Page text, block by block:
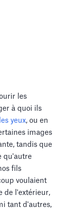
les
à quoi ils
yeux, ou en
images
tandis que
qu'autre
fils
voulaient
de l'extérieur,
tant d'autres,